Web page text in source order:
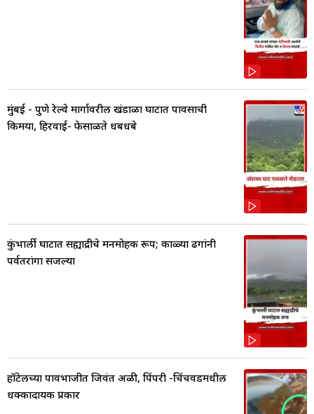
मुंबई - पुणे रेल्वे मार्गावरील खंडाळा घाटात पावसाची
किमया, हिरवाई- फेसाळते धबधबे
कुंभार्ली घाटात सह्याद्रीचे मनमोहक रूप; काळ्या ढगांनी
पर्वतरांगा सजल्या
हॉटेलच्या पावभाजीत जिवंत अळी, पिंपरी -चिंचवडमधील
धक्कादायक प्रकार